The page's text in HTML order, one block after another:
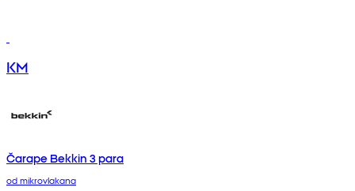
KM
Čarape Bekkin 3 para
od mikrovlakana